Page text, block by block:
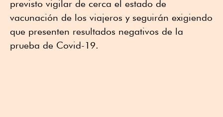
previsto vigilar de cerca el estado de
vacunación de los viajeros y seguirán exigiendo
que presenten resultados negativos de la
prueba de Covid-19.